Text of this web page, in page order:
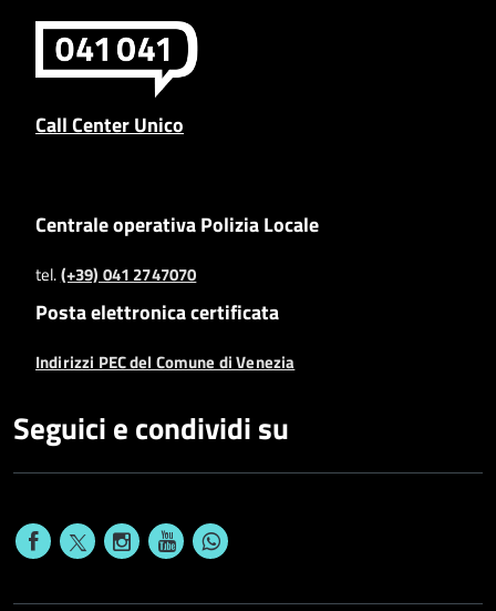
Call Center Unico
Centrale operativa Polizia Locale
tel.(+39) 041 2747070
Posta elettronica certificata
Indirizzi PEC del Comune di Venezia
Seguici e condividi su